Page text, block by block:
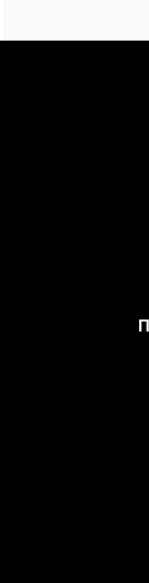
Більше
Соціальні